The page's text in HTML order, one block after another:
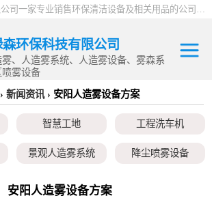
河南绿森环保科技有限公司一家专业销售环保清洁设备及相关用品的公司，产品包括：音乐喷泉、雾森系统、人造雾设备、景观人造雾、人造雾系统、小区喷雾设备、高压喷雾降尘设备、料仓喷雾除尘系统、喷雾降温加湿设备、郑州喷雾消毒设备，等八大系列上百个品种。
环保科技有限公司
、人造雾系统、人造雾设备、雾森系
雾设备
› 新闻资讯› 安阳人造雾设备方案
智慧工地 工程洗车机
景观人造雾系统 降尘喷雾设备
高空除尘雾桩
安阳人造雾设备方案